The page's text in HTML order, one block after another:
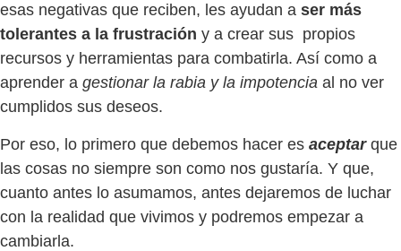
esas negativas que reciben, les ayudan a ser más
tolerantes a la frustración y a crear sus propios
recursos y herramientas para combatirla. Así como a
aprender a gestionar la rabia y la impotencia al no ver
cumplidos sus deseos.
Por eso, lo primero que debemos hacer es aceptar que
las cosas no siempre son como nos gustaría. Y que,
cuanto antes lo asumamos, antes dejaremos de luchar
con la realidad que vivimos y podremos empezar a
cambiarla.